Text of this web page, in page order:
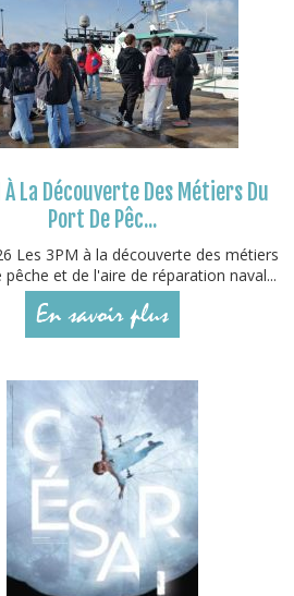
À La Découverte Des Métiers Du
Port De Pêc...
Les 3PM à la découverte des métiers
et de l'aire de réparation naval...
En savoir plus